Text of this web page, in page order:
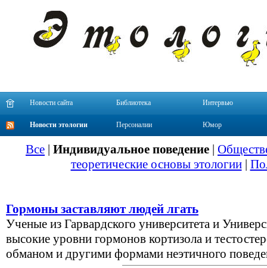
Новости сайта Библиотека Интервью
Новости этологии Персоналии Юмор
Все | Индивидуальное поведение |
теоретические основы этологии|
Гормоны заставляют людей лгать
Ученые из Гарвардского университета и
высокие уровни гормонов кортизола и
обманом и другими формами неэтичного